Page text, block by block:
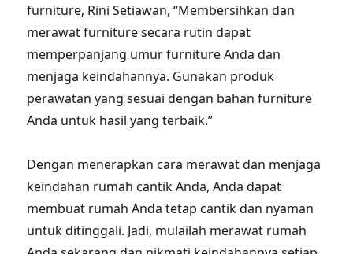
furniture, Rini Setiawan, “Membersihkan dan
merawat furniture secara rutin dapat
memperpanjang umur furniture Anda dan
menjaga keindahannya. Gunakan produk
perawatan yang sesuai dengan bahan furniture
Anda untuk hasil yang terbaik.”
Dengan menerapkan cara merawat dan menjaga
keindahan rumah cantik Anda, Anda dapat
membuat rumah Anda tetap cantik dan nyaman
untuk ditinggali. Jadi, mulailah merawat rumah